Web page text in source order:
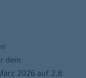
dem
2026 auf 2,8